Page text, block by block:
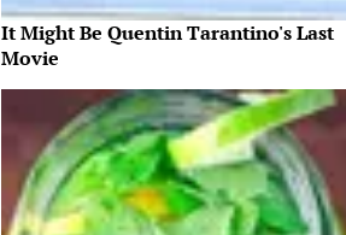
It Might Be Quentin Tarantino's Last
Movie